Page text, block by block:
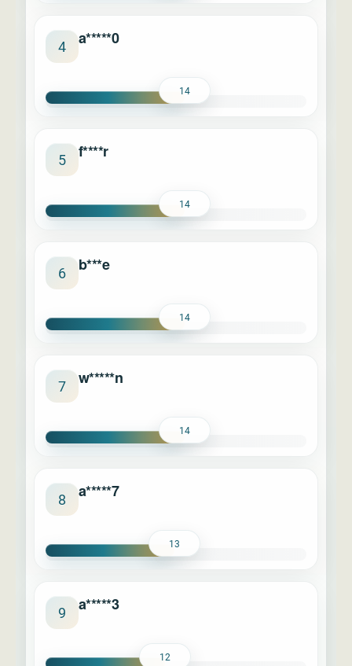
4 a*****0
14
5 f****r
14
6 b***e
14
7 w*****n
14
8 a*****7
13
9 a*****3
12